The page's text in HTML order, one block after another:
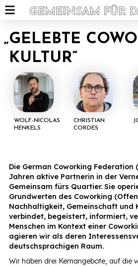
„GELEBTE
KULTUR“
WOLF-NICOLAS
HENKELS
CHRISTIAN
CORDES
Die German Coworking Federation
Jahren aktive Partnerin in der
Gemeinsam fürs Quartier. Sie
Grundwerten des Coworking
Nachhaltigkeit, Gemeinschaft und
verbindet, begeistert, informiert,
Menschen im Kontext einer
agieren wir als deren
deutschsprachigen Raum.
Wir haben drei Kernangebote, auf die